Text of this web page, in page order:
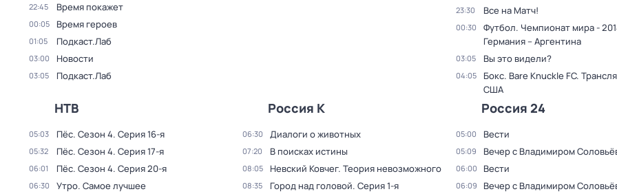
22:45 Время покажет
00:05 Время героев
01:05 Подкаст.Лаб
03:00 Новости
03:05 Подкаст.Лаб
23:30 Все на Матч!
00:30
Футбол. Чемпионат мира -
Германия – Аргентина
03:05 Вы это видели?
04:05
Бокс. Bare Knuckle FC.
США
НТВ
05:03 Пёс. Сезон 4. Серия 16-я
05:32 Пёс. Сезон 4. Серия 17-я
06:01 Пёс. Сезон 4. Серия 20-я
06:30 Утро. Самое лучшее
Россия К
06:30 Диалоги о животных
07:20 В поисках истины
08:05 Невский Ковчег. Теория невозможного
08:35 Город над головой. Серия 1-я
Россия 24
05:00 Вести
05:09 Вечер с Владимиром
06:00 Вести
06:09 Вечер с Владимиром